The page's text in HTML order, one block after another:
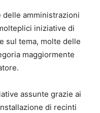
delle amministrazioni
iniziative di
sul tema, molte delle
maggiormente
assunte grazie ai
di recinti